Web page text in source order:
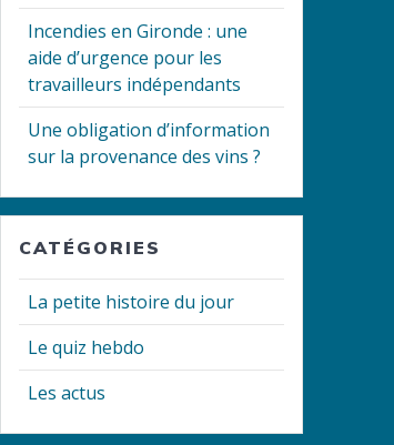
Incendies en Gironde : une
aide d’urgence pour les
travailleurs indépendants
Une obligation d’information
sur la provenance des vins ?
CATÉGORIES
La petite histoire du jour
Le quiz hebdo
Les actus